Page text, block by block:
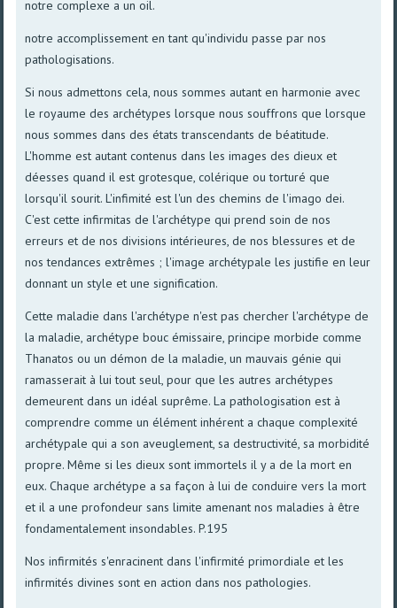
notre complexe a un oil.
notre accomplissement en tant qu'individu passe par nos
pathologisations.
Si nous admettons cela, nous sommes autant en harmonie avec
le royaume des archétypes lorsque nous souffrons que lorsque
nous sommes dans des états transcendants de béatitude.
L'homme est autant contenus dans les images des dieux et
déesses quand il est grotesque, colérique ou torturé que
lorsqu'il sourit. L'infimité est l'un des chemins de l'imago dei.
C'est cette infirmitas de l'archétype qui prend soin de nos
erreurs et de nos divisions intérieures, de nos blessures et de
nos tendances extrêmes ; l'image archétypale les justifie en leur
donnant un style et une signification.
Cette maladie dans l'archétype n'est pas chercher l'archétype de
la maladie, archétype bouc émissaire, principe morbide comme
Thanatos ou un démon de la maladie, un mauvais génie qui
ramasserait à lui tout seul, pour que les autres archétypes
demeurent dans un idéal suprême. La pathologisation est à
comprendre comme un élément inhérent a chaque complexité
archétypale qui a son aveuglement, sa destructivité, sa morbidité
propre. Même si les dieux sont immortels il y a de la mort en
eux. Chaque archétype a sa façon à lui de conduire vers la mort
et il a une profondeur sans limite amenant nos maladies à être
fondamentalement insondables. P.195
Nos infirmités s'enracinent dans l'infirmité primordiale et les
infirmités divines sont en action dans nos pathologies.